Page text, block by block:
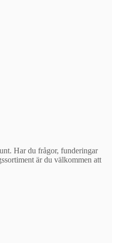
Har du frågor, funderingar
är du välkommen att